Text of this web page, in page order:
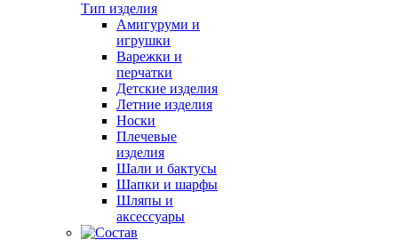
Тип изделия
Амигуруми и
игрушки
Варежки и
перчатки
Детские изделия
Летние изделия
Носки
Плечевые
изделия
Шали и бактусы
Шапки и шарфы
Шляпы и
аксессуары